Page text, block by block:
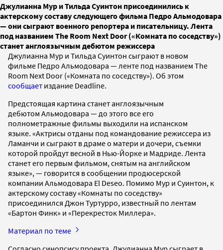
Джулианна Мур и Тильда Суинтон присоединились к
актерскому составу следующего фильма Педро Альмодовара
— они сыграют военного репортера и писательницу. Лента
под названием The Room Next Door («Комната по соседству»)
станет англоязычным дебютом режиссера
Джулианна Мур и Тильда Суинтон сыграют в новом
фильме Педро Альмодовара — ленте под названием The
Room Next Door («Комната по соседству»). Об этом
сообщает издание Deadline.
Предстоящая картина станет англоязычным
дебютом Альмодовара — до этого все его
полнометражные фильмы выходили на испанском
языке. «Актрисы отданы под командование режиссера из
Ламанчи и сыграют в драме о матери и дочери, съемки
которой пройдут весной в Нью-Йорке и Мадриде. Лента
станет его первым фильмом, снятым на английском
языке», — говорится в сообщении продюсерской
компании Альмодовара El Deseo. Помимо Мур и Суинтон, к
актерскому составу «Комнаты по соседству»
присоединился Джон Туртурро, известный по лентам
«Бартон Финк» и «Перекресток Миллера».
Материал по теме